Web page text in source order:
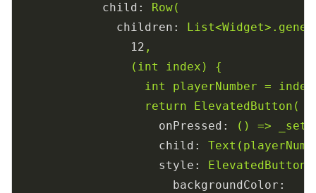
child:
Row(
children:
12 ,
(int
index)
{
int
playerNumber =
index
return
ElevatedButton(
onPressed:
() =>
child:
style:
backgroundColor: